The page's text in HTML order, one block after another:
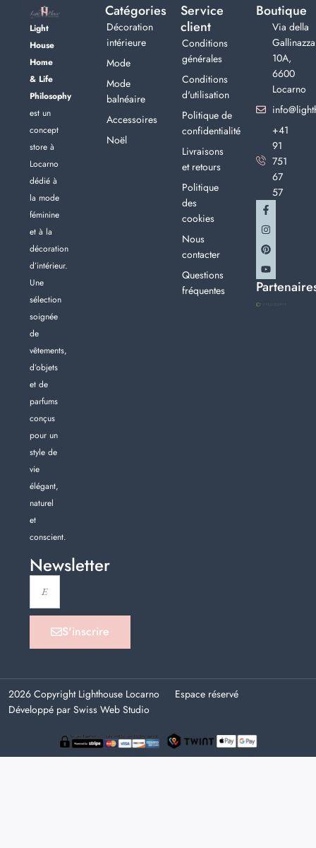
Light
House
Home
& Life
Philosophy
est un
concept
store à
Locarno
dédié à
la mode
féminine
et à la
décoration
d’intérieur.
Une
sélection
soignée
de
vêtements,
d’objets
et de
parfums
conçus
pour un
style de
vie
élégant,
naturel
et
conscient.
Newsletter
S'inscrire
Catégories
Décoration
intérieure
Mode
Mode
balnéaire
Accessoires
Noël
Service
client
Conditions
générales
Conditions
d'utilisation
Politique de
confidentialité
Livraisons
et retours
Politique
des
cookies
Nous
contacter
Questions
fréquentes
Boutique
Via della
Gallinazza
10A,
6600
Locarno
+41
91
751
67
57
2026 Copyright Lighthouse Locarno
Espace réservé
Développé par Swiss Web Studio